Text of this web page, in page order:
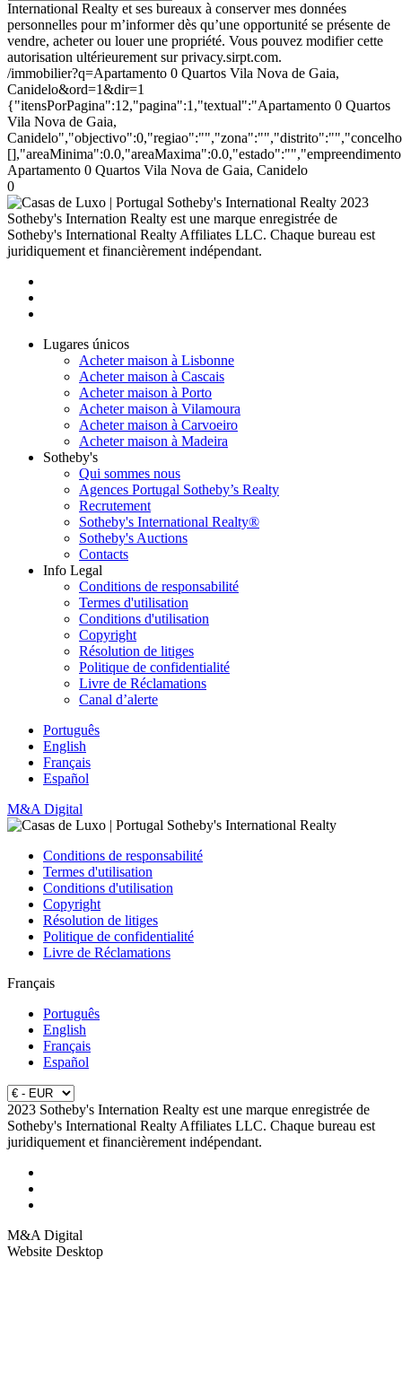
International Realty et ses bureaux à conserver mes données
personnelles pour m’informer dès qu’une opportunité se présente de
vendre, acheter ou louer une propriété. Vous pouvez modifier cette
autorisation ultérieurement sur privacy.sirpt.com.
/immobilier?q=Apartamento 0 Quartos Vila Nova de Gaia,
Canidelo&ord=1&dir=1
{"itensPorPagina":12,"pagina":1,"textual":"Apartamento 0 Quartos
Vila Nova de Gaia,
Apartamento 0 Quartos Vila Nova de Gaia, Canidelo
0
2023
Sotheby's Internation Realty est une marque enregistrée de
Sotheby's International Realty Affiliates LLC. Chaque bureau est
juridiquement et financièrement indépendant.
Lugares únicos
Acheter maison à Lisbonne
Acheter maison à Cascais
Acheter maison à Porto
Acheter maison à Vilamoura
Acheter maison à Carvoeiro
Acheter maison à Madeira
Sotheby's
Qui sommes nous
Agences Portugal Sotheby’s Realty
Recrutement
Sotheby's International Realty®
Sotheby's Auctions
Contacts
Info Legal
Conditions de responsabilité
Termes d'utilisation
Conditions d'utilisation
Copyright
Résolution de litiges
Politique de confidentialité
Livre de Réclamations
Canal d’alerte
Português
English
Français
Español
M&A Digital
Conditions de responsabilité
Termes d'utilisation
Conditions d'utilisation
Copyright
Résolution de litiges
Politique de confidentialité
Livre de Réclamations
Français
Português
English
Français
Español
2023 Sotheby's Internation Realty est une marque enregistrée de
Sotheby's International Realty Affiliates LLC. Chaque bureau est
juridiquement et financièrement indépendant.
M&A Digital
Website Desktop